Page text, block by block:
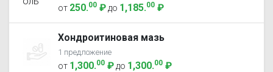
от 250.00 ₽ до 1,185.00 ₽
Хондроитиновая мазь
1 предложение
от 1,300.00 ₽ до 1,300.00 ₽